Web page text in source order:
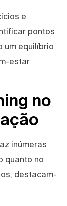
e
pontos
um equilíbrio
estar
no
inúmeras
quanto no
destacam-